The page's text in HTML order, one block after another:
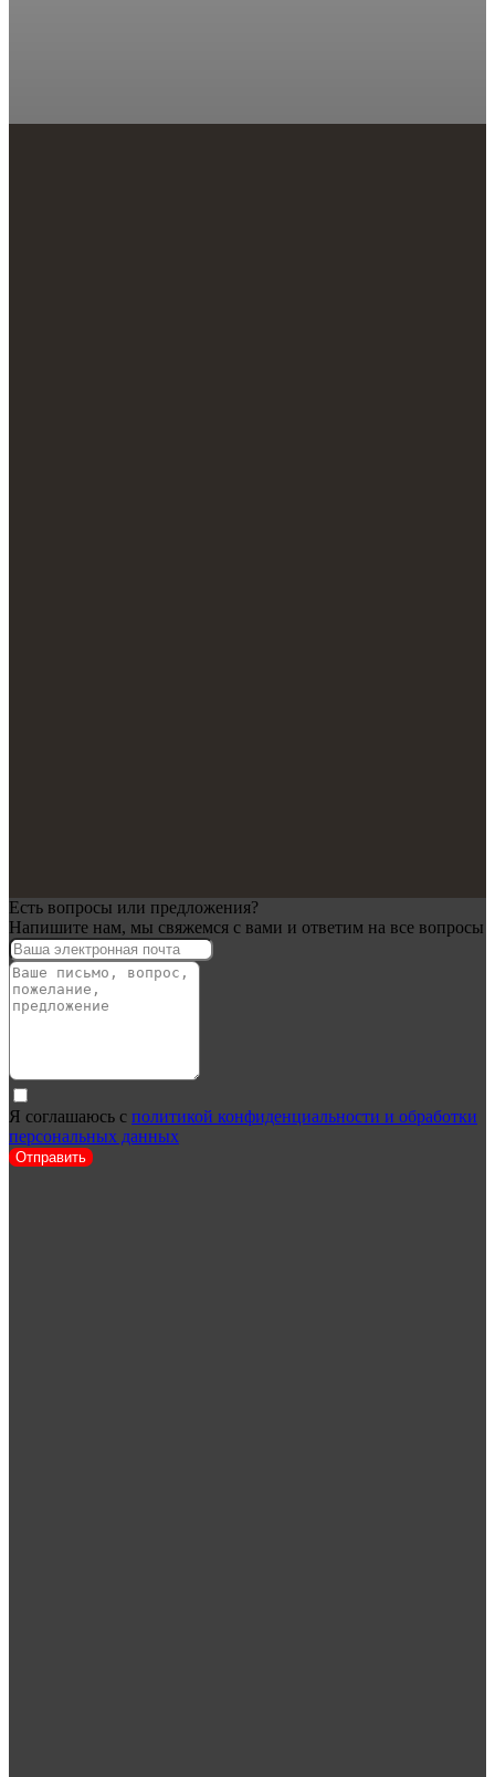
Есть вопросы или предложения?
Напишите нам, мы свяжемся с вами и ответим на все вопросы
Я соглашаюсь с политикой конфиденциальности и обработки
персональных данных
Отправить